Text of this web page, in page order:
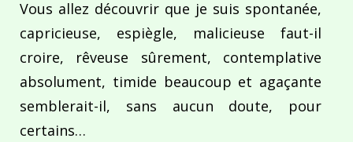
Vous allez découvrir que je suis spontanée,
capricieuse, espiègle, malicieuse faut-il
croire, rêveuse sûrement, contemplative
absolument, timide beaucoup et agaçante
semblerait-il, sans aucun doute, pour
certains…